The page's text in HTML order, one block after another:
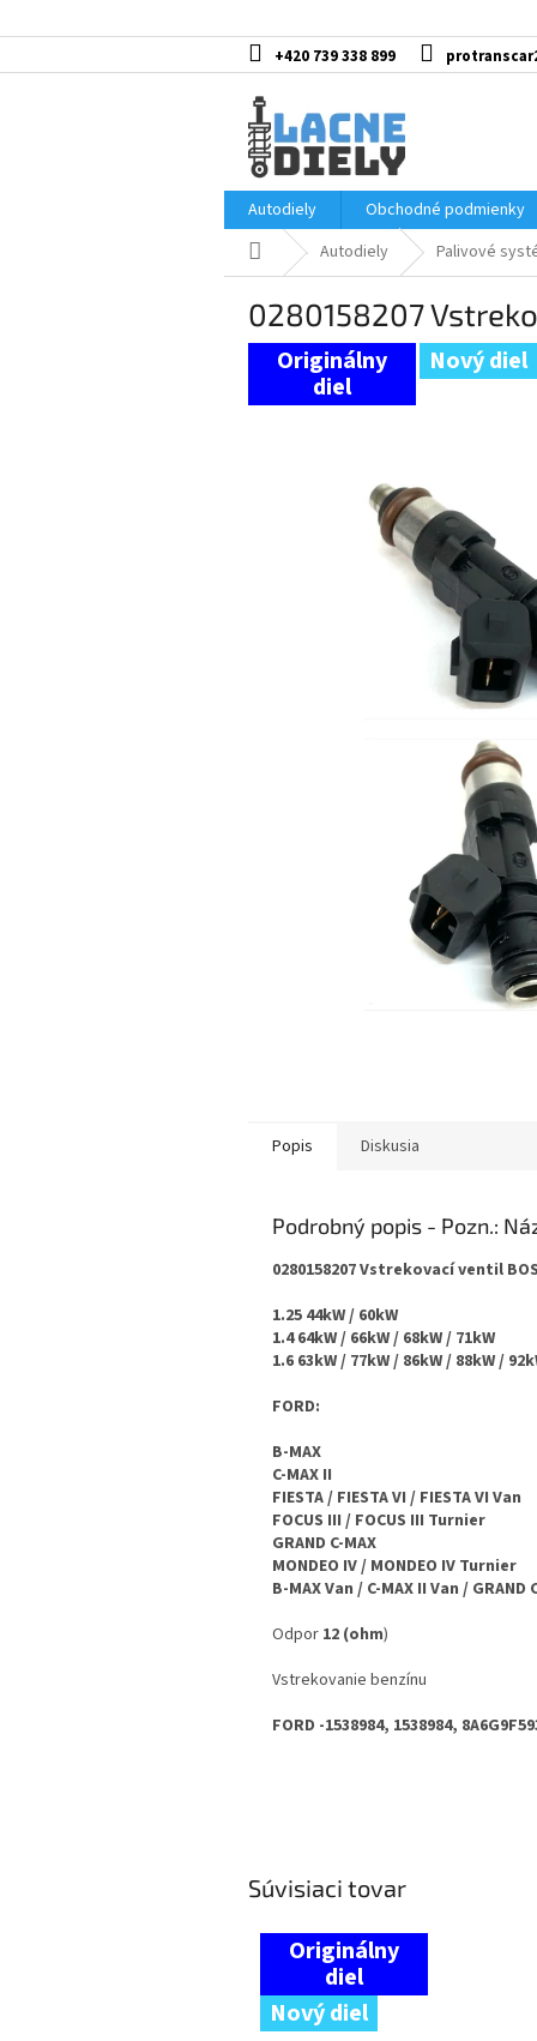
na
+420 739 338 899
Autodiely
Obchodné podmienky
DomovAutodiely Palivové
0280158207
Nový diel
Popis Diskusia
Podrobný popis
0280158207 Vstrekovací ventil
1.25 44kW / 60kW
1.4 64kW / 66kW / 68kW / 71kW
1.6 63kW / 77kW / 86kW / 88kW /
FORD:
B-MAX
C-MAX II
FIESTA / FIESTA VI / FIESTA VI Van
FOCUS III / FOCUS III Turnier
GRAND C-MAX
MONDEO IV / MONDEO IV Turnier
B-MAX Van / C-MAX II Van / GRAND
Odpor 12 (ohm)
Vstrekovanie benzínu
FORD -1538984, 1538984,
Súvisiaci tovar
Nový diel